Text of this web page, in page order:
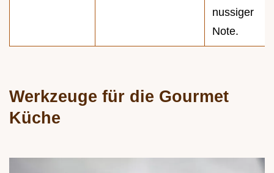
nussiger
Note.
Werkzeuge für die Gourmet
Küche